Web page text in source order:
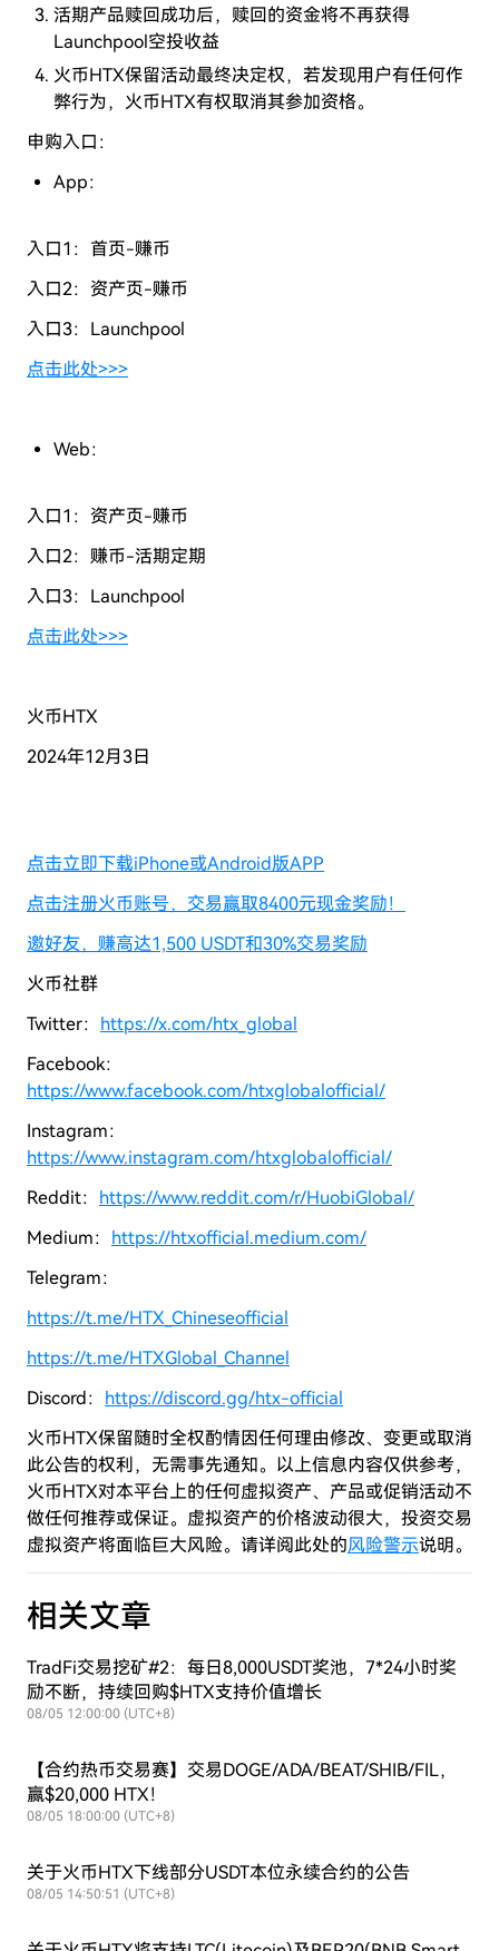
活期产品赎回成功后，赎回的资金将不再获得
Launchpool空投收益
火币HTX保留活动最终决定权，若发现用户有任何作
弊行为，火币HTX有权取消其参加资格。
申购入口：
App：
入口1：首页-赚币
入口2：资产页-赚币
入口3：Launchpool
点击此处>>>
Web：
入口1：资产页-赚币
入口2：赚币-活期定期
入口3：Launchpool
点击此处>>>
火币HTX
2024年12月3日
点击立即下载iPhone或Android版APP
点击注册火币账号，交易赢取8400元现金奖励！
邀好友，赚高达1,500 USDT和30%交易奖励
火币社群
Twitter： https://x.com/htx_global
Facebook：
https://www.facebook.com/htxglobalofficial/
Instagram：
https://www.instagram.com/htxglobalofficial/
Reddit： https://www.reddit.com/r/HuobiGlobal/
Medium： https://htxofficial.medium.com/
Telegram：
https://t.me/HTX_Chineseofficial
https://t.me/HTXGlobal_Channel
Discord： https://discord.gg/htx-official
火币HTX保留随时全权酌情因任何理由修改、变更或取消
此公告的权利，无需事先通知。以上信息内容仅供参考，
火币HTX对本平台上的任何虚拟资产、产品或促销活动不
做任何推荐或保证。虚拟资产的价格波动很大，投资交易
虚拟资产将面临巨大风险。请详阅此处的风险警示说明。
相关文章
TradFi交易挖矿#2：每日8,000USDT奖池，7*24小时奖
励不断，持续回购$HTX支持价值增长
08/05 12:00:00 (UTC+8)
【合约热币交易赛】交易DOGE/ADA/BEAT/SHIB/FIL，
赢$20,000 HTX！
08/05 18:00:00 (UTC+8)
关于火币HTX下线部分USDT本位永续合约的公告
08/05 14:50:51 (UTC+8)